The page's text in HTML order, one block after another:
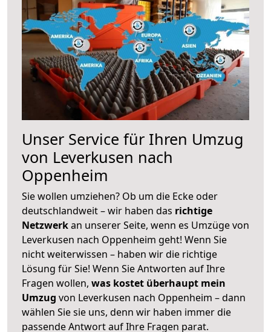
Unser Service für Ihren Umzug
von Leverkusen nach
Oppenheim
Sie wollen umziehen? Ob um die Ecke oder
deutschlandweit – wir haben das richtige
Netzwerkan unserer Seite, wenn es Umzüge von
Leverkusen nach Oppenheim geht! Wenn Sie
nicht weiterwissen – haben wir die richtige
Lösung für Sie! Wenn Sie Antworten auf Ihre
Fragen wollen, was kostet überhaupt mein
Umzug von Leverkusen nach Oppenheim – dann
wählen Sie sie uns, denn wir haben immer die
passende Antwort auf Ihre Fragen parat.